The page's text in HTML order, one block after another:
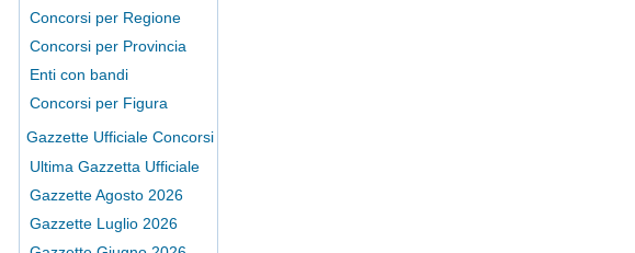
Concorsi per Regione
Concorsi per Provincia
Enti con bandi
Concorsi per Figura
Gazzette Ufficiale Concorsi
Ultima Gazzetta Ufficiale
Gazzette Agosto 2026
Gazzette Luglio 2026